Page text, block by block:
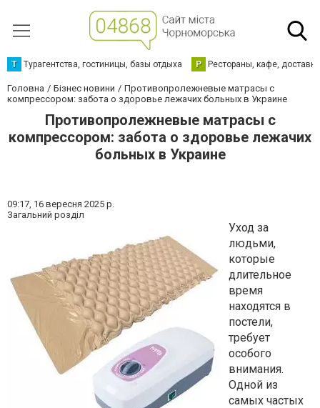
Т Турагентства, гостиницы, базы отдыха Р Рестораны, кафе,
Головна Бізнес новини
Противопролежневые матрасы с
компрессором: забота о здоровье лежачих больных в Украине
Противопролежневые матрасы с
компрессором: забота о здоровье лежачих
больных в Украине
09:17, 16 вересня 2025 р.
Загальний розділ
Уход за
людьми,
которые
длительное
время
находятся в
постели,
требует
особого
внимания.
Одной из
самых частых